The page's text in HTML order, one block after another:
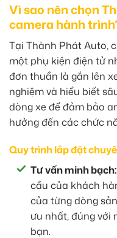
Vì sao nên chọn
camera hành
Tại Thành Phát Auto,
một phụ kiện điện tử
đơn thuần là gắn lên
nghiệm và hiểu biết
dòng xe để đảm bảo
hưởng đến các chức
Quy trình lắp đặt
Tư vấn minh bạch:
cầu của khách
của từng dòng
ưu nhất, đúng với
bạn.